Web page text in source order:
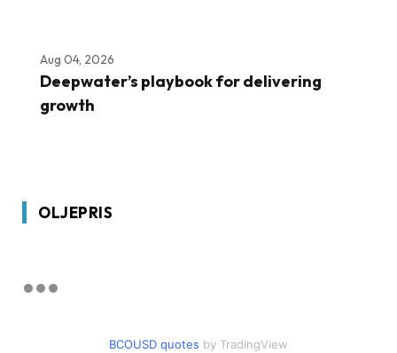
Aug 04, 2026
Deepwater’s playbook for delivering
growth
OLJEPRIS
BCOUSD quotes by TradingView